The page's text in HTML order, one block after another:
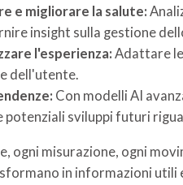
e migliorare la salute:
insight sulla gestione
l'esperienza: Adattare
dell'utente.
Con modelli AI
potenziali sviluppi futuri
ogni misurazione, ogni
in informazioni utili